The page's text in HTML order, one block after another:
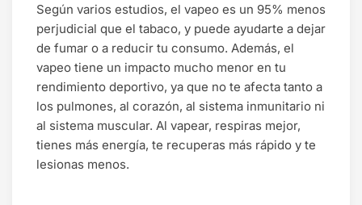
Según varios estudios, el vapeo es un 95% menos
perjudicial que el tabaco, y puede ayudarte a dejar
de fumar o a reducir tu consumo. Además, el
vapeo tiene un impacto mucho menor en tu
rendimiento deportivo, ya que no te afecta tanto a
los pulmones, al corazón, al sistema inmunitario ni
al sistema muscular. Al vapear, respiras mejor,
tienes más energía, te recuperas más rápido y te
lesionas menos.